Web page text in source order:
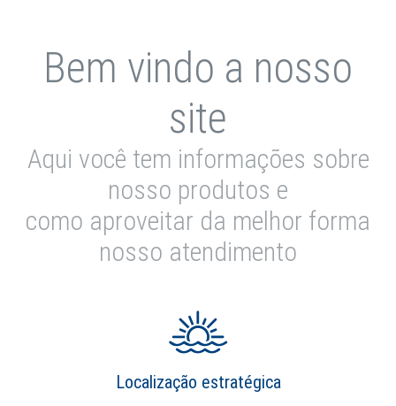
Bem vindo a nosso
site
Aqui você tem informações sobre
nosso produtos e
como aproveitar da melhor forma
nosso atendimento
Localização estratégica